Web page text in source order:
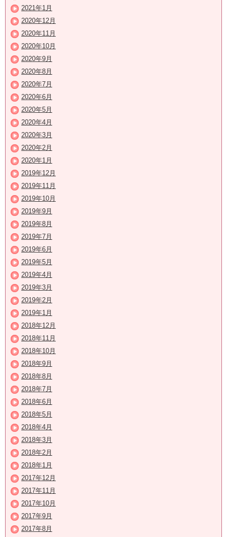
2021年1月
2020年12月
2020年11月
2020年10月
2020年9月
2020年8月
2020年7月
2020年6月
2020年5月
2020年4月
2020年3月
2020年2月
2020年1月
2019年12月
2019年11月
2019年10月
2019年9月
2019年8月
2019年7月
2019年6月
2019年5月
2019年4月
2019年3月
2019年2月
2019年1月
2018年12月
2018年11月
2018年10月
2018年9月
2018年8月
2018年7月
2018年6月
2018年5月
2018年4月
2018年3月
2018年2月
2018年1月
2017年12月
2017年11月
2017年10月
2017年9月
2017年8月